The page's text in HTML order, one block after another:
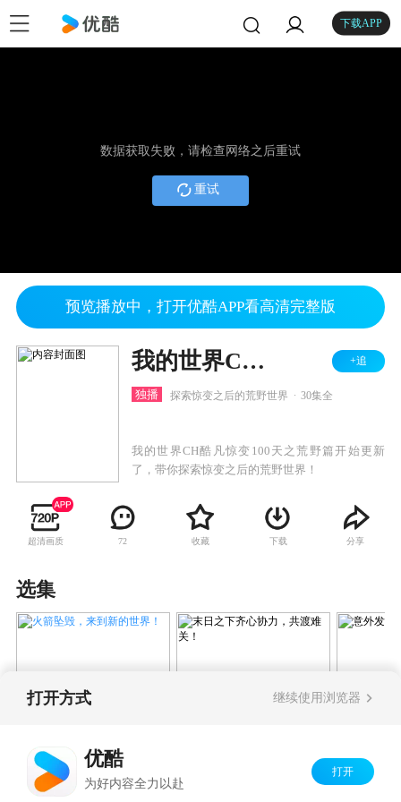
下载APP
数据获取失败，请检查网络之后重试
重试
预览播放中，打开优酷APP看高清完整版
我的世界CH酷凡惊变100天之荒野篇 +追
独播 探索惊变之后的荒野世界 30集全
我的世界CH酷凡惊变100天之荒野篇开始更新
了，带你探索惊变之后的荒野世界！
超清画质 72 收藏 下载 分享
选集
京ICP备06050721号-1
打开方式 继续使用浏览器
优酷
为好内容全力以赴
打开